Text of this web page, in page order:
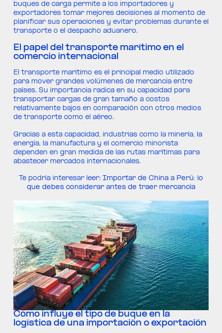
buques de carga permite a los importadores y
exportadores tomar mejores decisiones al momento de
planificar sus operaciones y evitar problemas durante el
transporte o el despacho aduanero.
El papel del transporte marítimo en el
comercio internacional
El transporte marítimo es el principal medio utilizado
para mover grandes volúmenes de mercancía entre
países. Su importancia radica en su capacidad para
transportar cargas de gran tamaño a costos
relativamente bajos en comparación con otros medios
de transporte como el aéreo.
Gracias a esta capacidad, industrias como la minería, la
energía, la manufactura y el comercio minorista
dependen en gran medida de las rutas marítimas para
abastecer mercados internacionales.
Te podría interesar leer: Importar de China a Perú: lo
que debes considerar antes de traer mercancía
Cómo influye el tipo de buque en la
logística de una importación o exportación